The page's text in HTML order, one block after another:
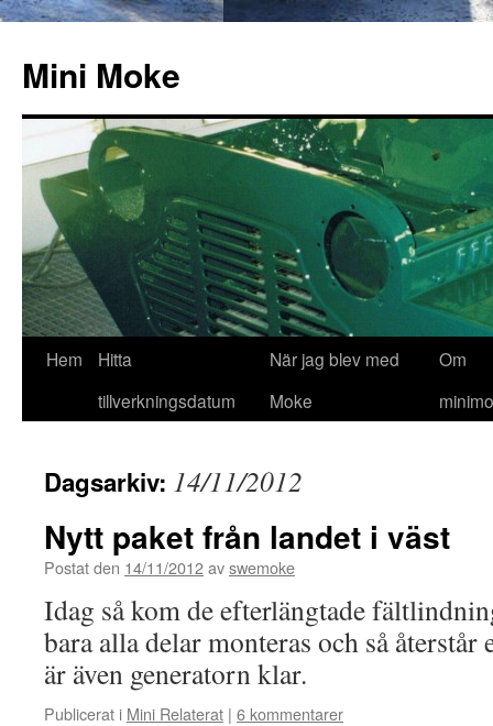
innehåll
Mini Moke
Hem
Hitta
tillverkningsdatum
När jag blev med
Moke
Om
Dagsarkiv: 14/11/2012
Nytt paket från landet i väst
Postat den 14/11/2012avswemoke
Idag så kom de efterlängtade
bara alla delar monteras och så
är även generatorn klar.
Publicerat i Mini Relaterat | 6 kommentarer